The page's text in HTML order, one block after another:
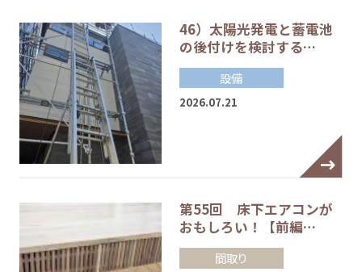
46）太陽光発電と蓄電池
の後付けを検討する…
設備
2026.07.21
第55回 床下エアコンが
おもしろい！【前編…
間取り